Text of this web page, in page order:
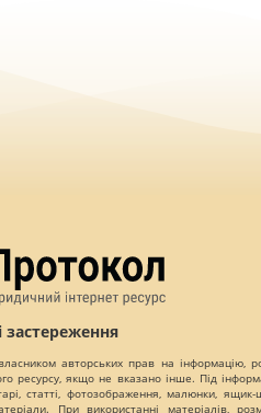
авторських прав на інформацію,
ресурсу, якщо не вказано інше. Під
статті, фотозображення, малюнки, ящик-
При використанні матеріалів,